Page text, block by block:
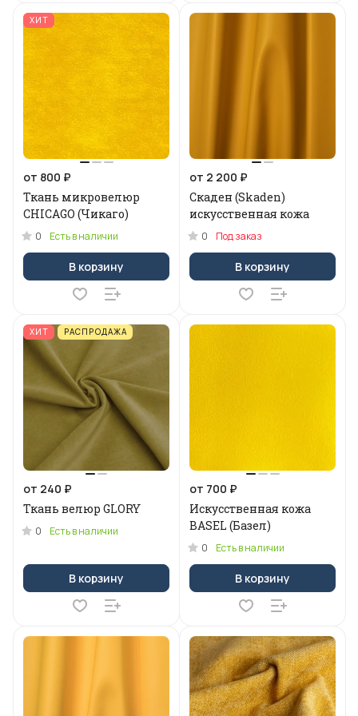
ХИТ
от 800 ₽
Ткань микровелюр
CHICAGO (Чикаго)
0 Есть в наличии
В корзину
от 2 200 ₽
Скаден (Skaden)
искусственная кожа
0 Под заказ
В корзину
ХИТ РАСПРОДАЖА
от 240 ₽
Ткань велюр GLORY
0 Есть в наличии
В корзину
от 700 ₽
Искусственная кожа
BASEL (Базел)
0 Есть в наличии
В корзину